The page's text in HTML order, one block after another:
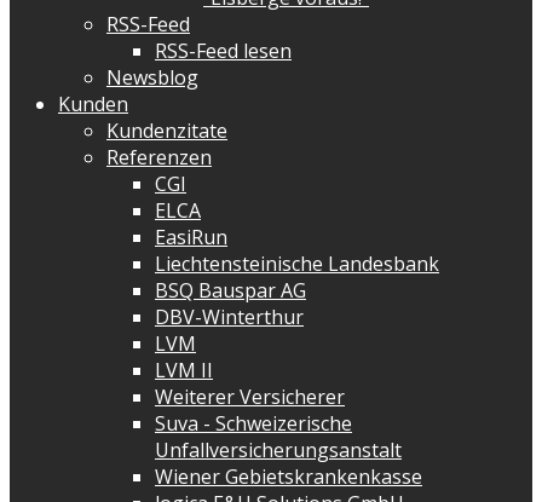
RSS-Feed
RSS-Feed lesen
Newsblog
Kunden
Kundenzitate
Referenzen
CGI
ELCA
EasiRun
Liechtensteinische Landesbank
BSQ Bauspar AG
DBV-Winterthur
LVM
LVM II
Weiterer Versicherer
Suva - Schweizerische
Unfallversicherungsanstalt
Wiener Gebietskrankenkasse